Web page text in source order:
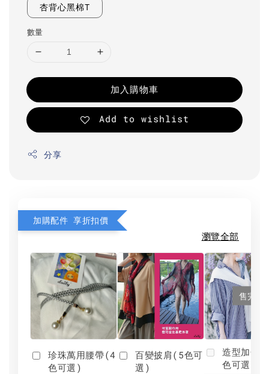
杏背心黑棉T
數量
加入購物車
Add to wishlist
分享
加購配件 享折扣價
瀏覽全部
珍珠萬用腰帶(4
色可選)
百變披肩(5色可
選)
售完
造型加分
色可選)